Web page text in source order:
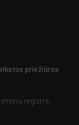
priežiūros
registre.